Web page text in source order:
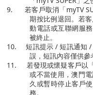
9.
若客戶取消「myTV
期按比例退回。若
動電話或互聯網服
被終止。
10.
短訊提示 /短訊通知
誤，短訊內容僅供參
11.
若發現或懷疑客戶以
或不當使用，澳門
久或暫時停止客戶
務。